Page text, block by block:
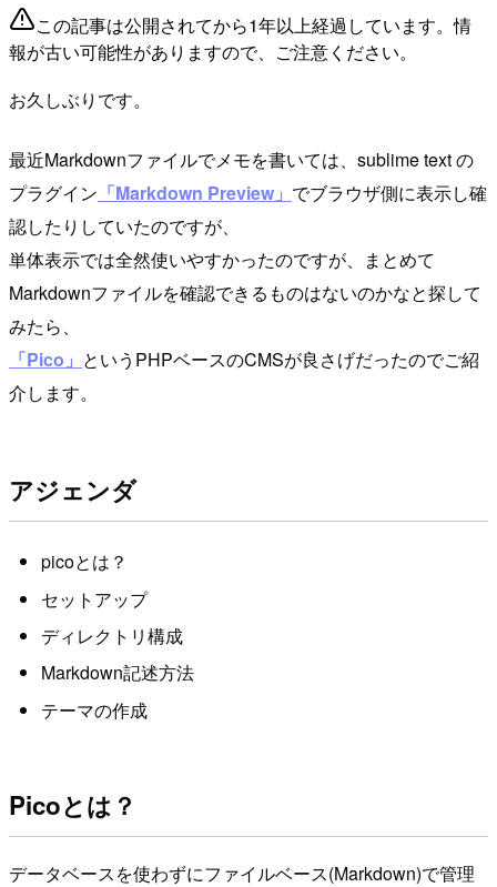
この記事は公開されてから1年以上経過しています。情
報が古い可能性がありますので、ご注意ください。
お久しぶりです。
最近Markdownファイルでメモを書いては、sublime text の
プラグイン 「Markdown Preview」 でブラウザ側に表示し確
認したりしていたのですが、
単体表示では全然使いやすかったのですが、まとめて
Markdownファイルを確認できるものはないのかなと探して
みたら、
「Pico」 というPHPベースのCMSが良さげだったのでご紹
介します。
アジェンダ
picoとは？
セットアップ
ディレクトリ構成
Markdown記述方法
テーマの作成
Picoとは？
データベースを使わずにファイルベース(Markdown)で管理